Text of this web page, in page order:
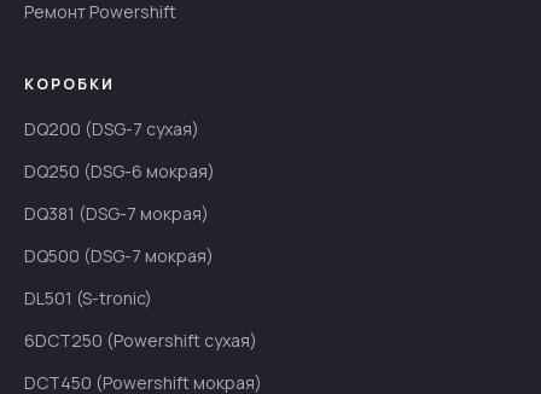
Ремонт Powershift
КОРОБКИ
DQ200 (DSG-7 сухая)
DQ250 (DSG-6 мокрая)
DQ381 (DSG-7 мокрая)
DQ500 (DSG-7 мокрая)
DL501 (S-tronic)
6DCT250 (Powershift сухая)
DCT450 (Powershift мокрая)